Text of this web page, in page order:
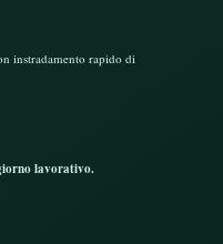
instradamento rapido di
lavorativo.